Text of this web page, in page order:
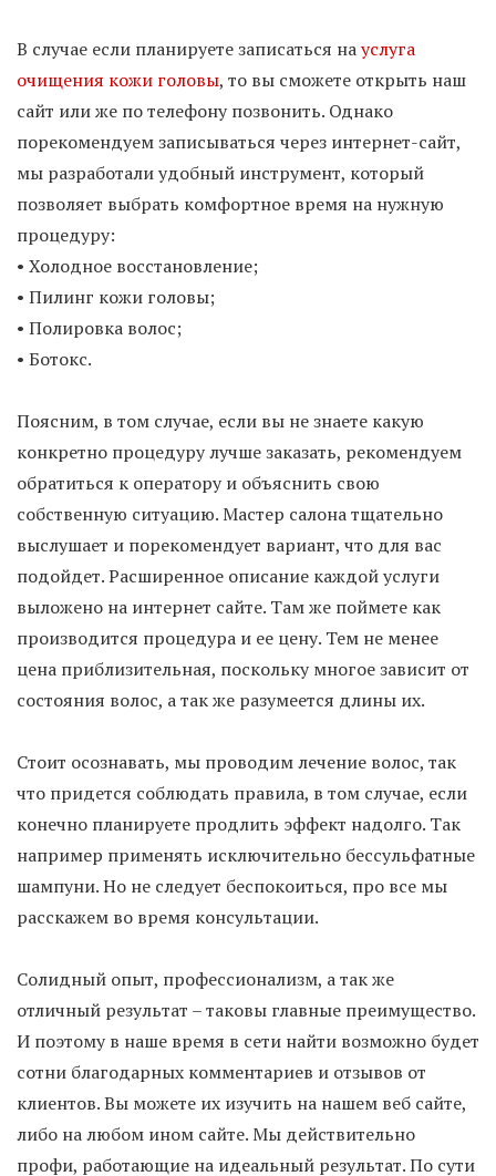
В случае если планируете записаться науслуга
очищения кожи головы, то вы сможете открыть наш
сайт или же по телефону позвонить. Однако
порекомендуем записываться через интернет-сайт,
мы разработали удобный инструмент, который
позволяет выбрать комфортное время на нужную
процедуру:
• Холодное восстановление;
• Пилинг кожи головы;
• Полировка волос;
• Ботокс.
Поясним, в том случае, если вы не знаете какую
конкретно процедуру лучше заказать, рекомендуем
обратиться к оператору и объяснить свою
собственную ситуацию. Мастер салона тщательно
выслушает и порекомендует вариант, что для вас
подойдет. Расширенное описание каждой услуги
выложено на интернет сайте. Там же поймете как
производится процедура и ее цену. Тем не менее
цена приблизительная, поскольку многое зависит от
состояния волос, а так же разумеется длины их.
Стоит осознавать, мы проводим лечение волос, так
что придется соблюдать правила, в том случае, если
конечно планируете продлить эффект надолго. Так
например применять исключительно бессульфатные
шампуни. Но не следует беспокоиться, про все мы
расскажем во время консультации.
Солидный опыт, профессионализм, а так же
отличный результат – таковы главные преимущество.
И поэтому в наше время в сети найти возможно будет
сотни благодарных комментариев и отзывов от
клиентов. Вы можете их изучить на нашем веб сайте,
либо на любом ином сайте. Мы действительно
профи, работающие на идеальный результат. По сути